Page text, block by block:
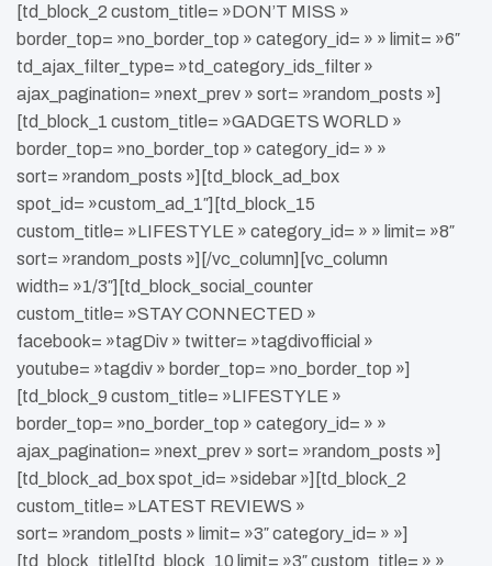
[td_block_2 custom_title= »DON’T MISS »
border_top= »no_border_top » category_id= » » limit= »6″
td_ajax_filter_type= »td_category_ids_filter »
ajax_pagination= »next_prev » sort= »random_posts »]
[td_block_1 custom_title= »GADGETS WORLD »
border_top= »no_border_top » category_id= » »
sort= »random_posts »][td_block_ad_box
spot_id= »custom_ad_1″][td_block_15
custom_title= »LIFESTYLE » category_id= » » limit= »8″
sort= »random_posts »][/vc_column][vc_column
width= »1/3″][td_block_social_counter
custom_title= »STAY CONNECTED »
facebook= »tagDiv » twitter= »tagdivofficial »
youtube= »tagdiv » border_top= »no_border_top »]
[td_block_9 custom_title= »LIFESTYLE »
border_top= »no_border_top » category_id= » »
ajax_pagination= »next_prev » sort= »random_posts »]
[td_block_ad_box spot_id= »sidebar »][td_block_2
custom_title= »LATEST REVIEWS »
sort= »random_posts » limit= »3″ category_id= » »]
[td_block_title][td_block_10 limit= »3″ custom_title= » »